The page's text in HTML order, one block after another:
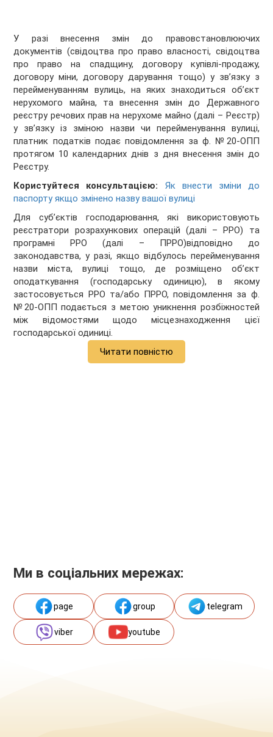
У разі внесення змін до правовстановлюючих
документів (свідоцтва про право власності, свідоцтва
про право на спадщину, договору купівлі-продажу,
договору міни, договору дарування тощо) у зв’язку з
перейменуванням вулиць, на яких знаходиться об’єкт
нерухомого майна, та внесення змін до Державного
реєстру речових прав на нерухоме майно (далі – Реєстр)
у зв’язку із зміною назви чи перейменування вулиці,
платник податків подає повідомлення за ф. №20-ОПП
протягом 10 календарних днів з дня внесення змін до
Реєстру.
Користуйтеся консультацією:
Як внести зміни до
паспорту якщо змінено назву вашої вулиці
Для суб’єктів господарювання, які використовують
реєстратори розрахункових операцій (далі – РРО) та
програмні РРО (далі – ПРРО)відповідно до
законодавства, у разі, якщо відбулось перейменування
назви міста, вулиці тощо, де розміщено об’єкт
оподаткування (господарську одиницю), в якому
застосовується РРО та/або ПРРО, повідомлення за ф.
№20-ОПП подається з метою уникнення розбіжностей
між відомостями щодо місцезнаходження цієї
господарської одиниці.
Читати повністю
Ми в соціальних мережах:
page group telegram
viber youtube